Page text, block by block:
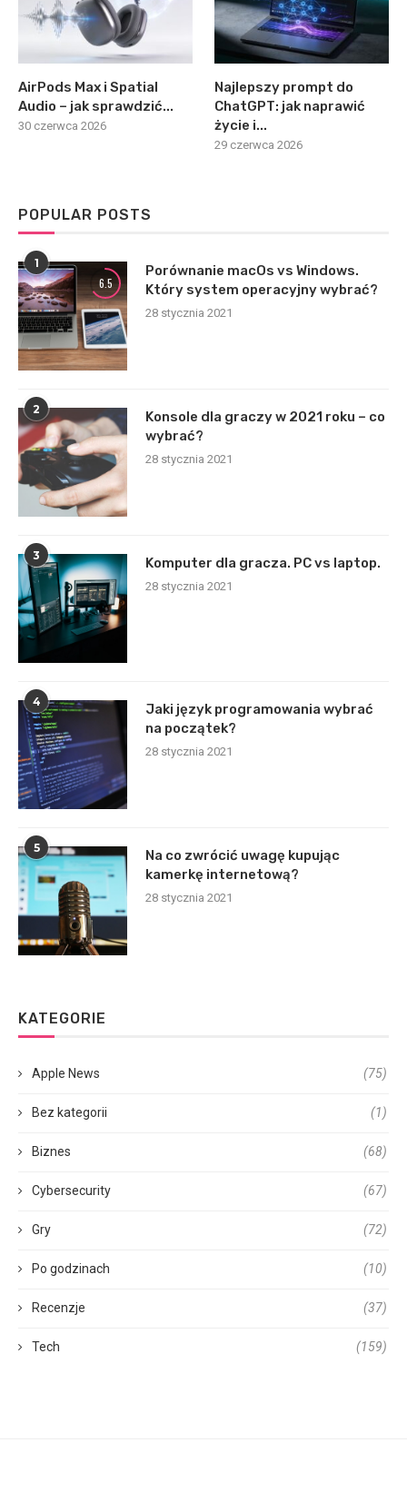
AirPods Max i Spatial
Audio – jak sprawdzić...
30 czerwca 2026
Najlepszy prompt do
ChatGPT: jak naprawić
życie i...
29 czerwca 2026
POPULAR POSTS
1
6.5
Porównanie macOs vs Windows.
Który system operacyjny wybrać?
28 stycznia 2021
2
Konsole dla graczy w 2021 roku – co
wybrać?
28 stycznia 2021
3
Komputer dla gracza. PC vs laptop.
28 stycznia 2021
4
Jaki język programowania wybrać
na początek?
28 stycznia 2021
5
Na co zwrócić uwagę kupując
kamerkę internetową?
28 stycznia 2021
KATEGORIE
Apple News (75)
Bez kategorii (1)
Biznes (68)
Cybersecurity (67)
Gry (72)
Po godzinach (10)
Recenzje (37)
Tech (159)